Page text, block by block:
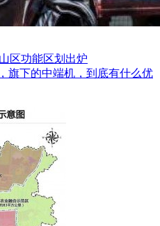
区功能区划出炉
旗下的中端机，到底有什么优